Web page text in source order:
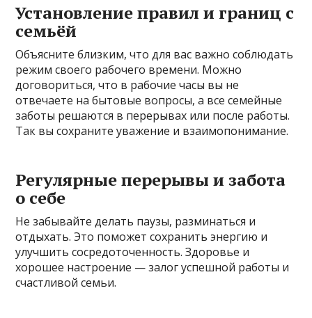
Установление правил и границ с
семьёй
Объясните близким, что для вас важно соблюдать
режим своего рабочего времени. Можно
договориться, что в рабочие часы вы не
отвечаете на бытовые вопросы, а все семейные
заботы решаются в перерывах или после работы.
Так вы сохраните уважение и взаимопонимание.
Регулярные перерывы и забота
о себе
Не забывайте делать паузы, разминаться и
отдыхать. Это поможет сохранить энергию и
улучшить сосредоточенность. Здоровье и
хорошее настроение — залог успешной работы и
счастливой семьи.